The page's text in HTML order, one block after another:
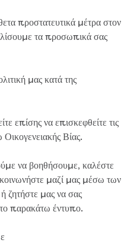
property
residential tenant
online
companies and
customers
projects
προστατευτικά μέτρα στον
τα προσωπικά σας
μας κατά της
επίσης να επισκεφθείτε τις
Βίας.
να βοηθήσουμε, καλέστε
μαζί μας μέσω των
ζητήστε μας να σας
παρακάτω έντυπο.